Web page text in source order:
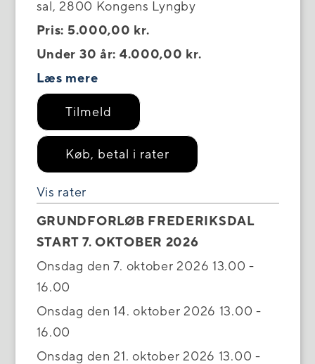
sal, 2800 Kongens Lyngby
Pris: 5.000,00 kr.
Under 30 år: 4.000,00 kr.
Læs mere
Tilmeld
Køb, betal i rater
Vis rater
GRUNDFORLØB FREDERIKSDAL
START 7. OKTOBER 2026
Onsdag den 7. oktober 2026 13.00 -
16.00
Onsdag den 14. oktober 2026 13.00 -
16.00
Onsdag den 21. oktober 2026 13.00 -